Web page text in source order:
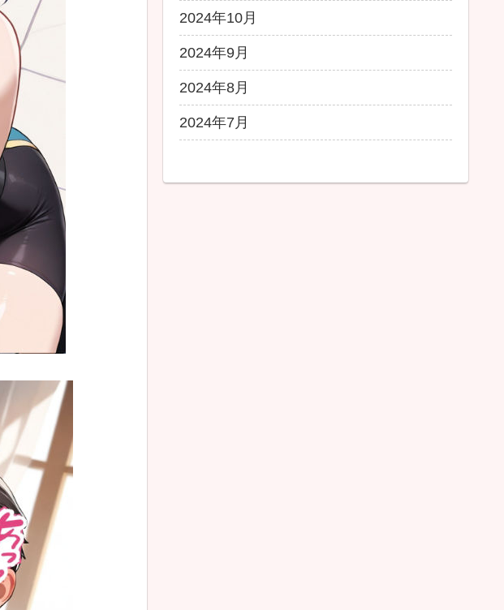
2024年10月
2024年9月
2024年8月
2024年7月